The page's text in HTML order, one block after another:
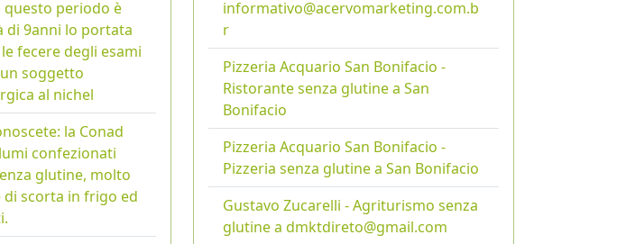
periodo è
di 9anni lo portata
fecere degli esami
soggetto
al nichel
la Conad
confezionati
glutine, molto
scorta in frigo ed
informativo@acervomarketing.com.b
r
Pizzeria Acquario San Bonifacio -
Ristorante senza glutine a San
Bonifacio
Pizzeria Acquario San Bonifacio -
Pizzeria senza glutine a San Bonifacio
Gustavo Zucarelli - Agriturismo senza
glutine a dmktdireto@gmail.com